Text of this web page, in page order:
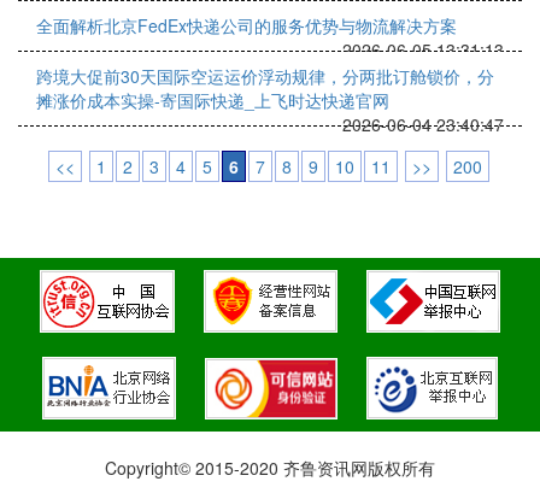
全面解析北京FedEx快递公司的服务优势与物流解决方案
2026-06-05 13:31:13
跨境大促前30天国际空运运价浮动规律，分两批订舱锁价，分
摊涨价成本实操-寄国际快递_上飞时达快递官网
2026-06-04 23:40:47
<<
1 2 3 4 5 6 7 8 9 10 11 >> 200
Copyright© 2015-2020 齐鲁资讯网版权所有